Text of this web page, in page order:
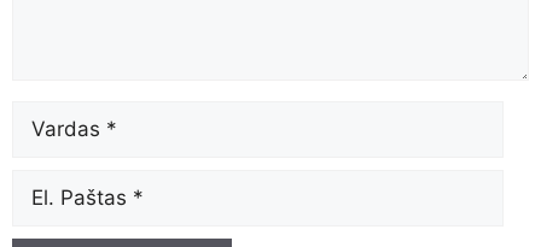
Paštas